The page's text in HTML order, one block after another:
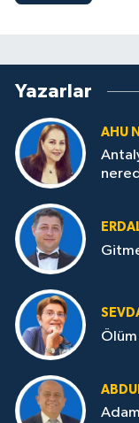
Yazarlar
AHU